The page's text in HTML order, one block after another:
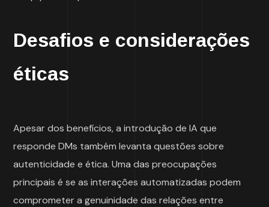
Desafios e considerações
éticas
Apesar dos benefícios, a introdução de IA que
responde DMs também levanta questões sobre
autenticidade e ética. Uma das preocupações
principais é se as interações automatizadas podem
comprometer a genuinidade das relações entre